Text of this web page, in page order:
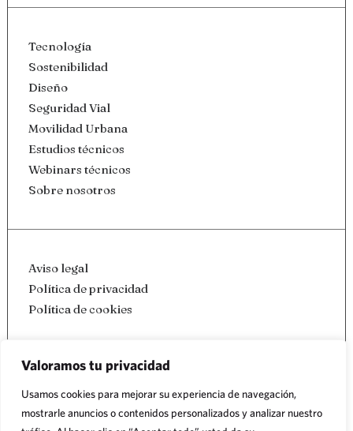
Valoramos tu privacidad
Usamos cookies para mejorar su experiencia de navegación,
mostrarle anuncios o contenidos personalizados y analizar nuestro
Tecnología
Sostenibilidad
Diseño
Seguridad Vial
Movilidad Urbana
Estudios técnicos
Webinars técnicos
Sobre nosotros
Aviso legal
Política de privacidad
Política de cookies
Contacto